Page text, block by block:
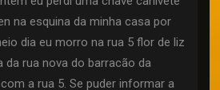
na esquina da minha casa por
dia eu morro na rua 5 flor de liz
da rua nova do barracão da
a rua 5. Se puder informar a